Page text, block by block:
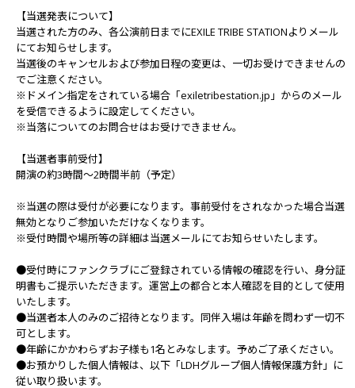
【当選発表について】
当選された方のみ、各公演前日までにEXILE TRIBE STATIONよりメール
にてお知らせします。
当選後のキャンセルおよび参加日程の変更は、一切お受けできませんの
でご注意ください。
※ドメイン指定をされている場合「exiletribestation.jp」からのメール
を受信できるように設定してください。
※当落についてのお問合せはお受けできません。
【当選者事前受付】
開演の約3時間～2時間半前（予定）
※当選の際は受付が必要になります。事前受付をされなかった場合当選
無効となりご参加いただけなくなります。
※受付時間や場所等の詳細は当選メールにてお知らせいたします。
●受付時にファンクラブにご登録されている情報の確認を行い、身分証
明書もご提示いただきます。運営上の都合と本人確認を目的として使用
いたします。
●当選者本人のみのご招待となります。同伴入場は年齢を問わず一切不
可とします。
●年齢にかかわらずお子様も1名とみなします。予めご了承ください。
●お預かりした個人情報は、以下「LDHグループ個人情報保護方針」に
従い取り扱います。